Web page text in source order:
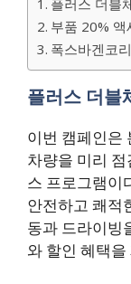
부품 20% 액
폭스바겐코
플러스 더블
이번 캠페인은
차량을 미리
스 프로그램이
안전하고 쾌적
동과 드라이빙
와 할인 혜택